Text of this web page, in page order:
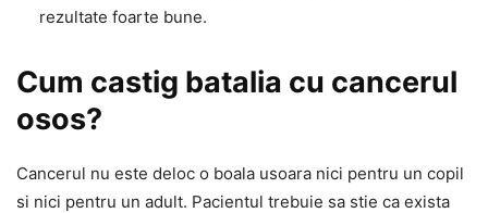
rezultate foarte bune.
Cum castig batalia cu cancerul
osos?
Cancerul nu este deloc o boala usoara nici pentru un copil
si nici pentru un adult. Pacientul trebuie sa stie ca exista